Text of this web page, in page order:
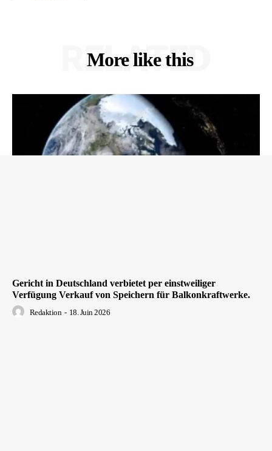
More like this
RELATED
Gericht in Deutschland verbietet per einstweiliger
Verfügung Verkauf von Speichern für Balkonkraftwerke.
Redaktion - 18. Juin 2026